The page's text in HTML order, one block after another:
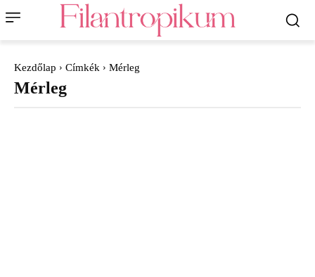
Kezdőlap Címkék Mérleg
Mérleg